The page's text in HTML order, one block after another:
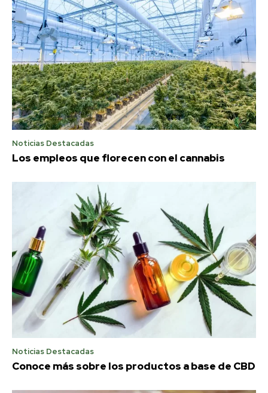
Noticias Destacadas
Los empleos que florecen con el cannabis
Noticias Destacadas
Conoce más sobre los productos a base de CBD